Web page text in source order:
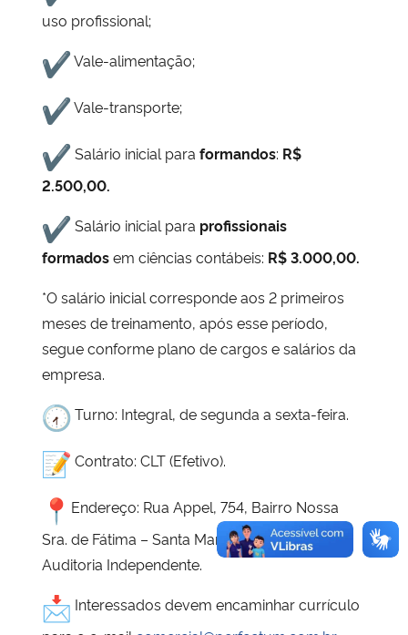
uso profissional;
️ Vale-alimentação;
️ Vale-transporte;
️ Salário inicial para formandos: R$
2.500,00.
️ Salário inicial para profissionais
formadosem ciências contábeis: R$ 3.000,00.
*O salário inicial corresponde aos 2 primeiros
meses de treinamento, após esse período,
segue conforme plano de cargos e salários da
empresa.
Turno: Integral, de segunda a sexta-feira.
Contrato: CLT (Efetivo).
Endereço: Rua Appel, 754, Bairro Nossa
Sra. de Fátima – Santa Maria/ RS – Perfectum
Auditoria Independente.
Interessados devem encaminhar currículo